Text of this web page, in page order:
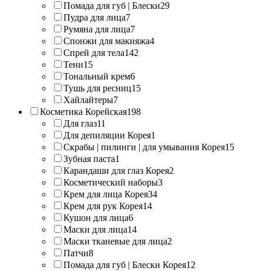
Помада для губ | Блески29
Пудра для лица7
Румяна для лица7
Спонжи для макияжа4
Спрей для тела142
Тени15
Тональный крем6
Тушь для ресниц15
Хайлайтеры7
Косметика Корейская198
Для глаз11
Для депиляции Корея1
Скрабы | пилинги | для умывания Корея15
Зубная паста1
Карандаши для глаз Корея2
Косметический наборы3
Крем для лица Корея34
Крем для рук Корея14
Кушон для лица6
Маски для лица14
Маски тканевые для лица2
Патчи8
Помада для губ | Блески Корея12